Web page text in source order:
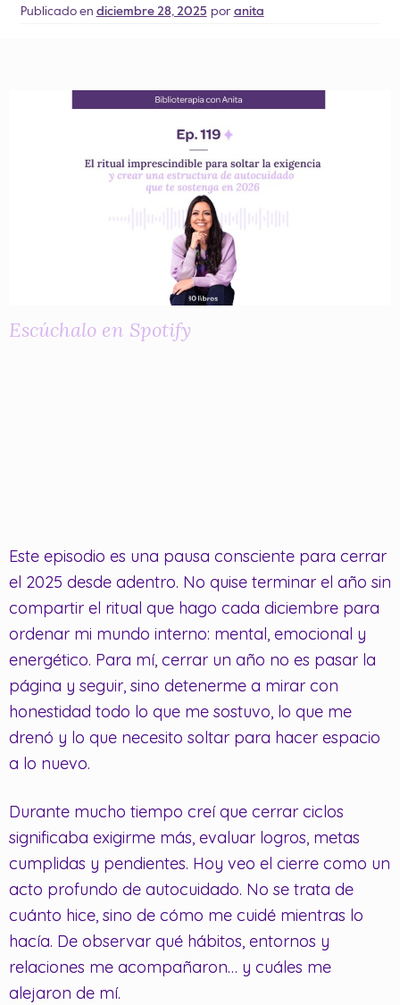
Publicado en diciembre 28, 2025 por anita
Escúchalo en Spotify
Este episodio es una pausa consciente para cerrar
el 2025 desde adentro. No quise terminar el año sin
compartir el ritual que hago cada diciembre para
ordenar mi mundo interno: mental, emocional y
energético. Para mí, cerrar un año no es pasar la
página y seguir, sino detenerme a mirar con
honestidad todo lo que me sostuvo, lo que me
drenó y lo que necesito soltar para hacer espacio
a lo nuevo.
Durante mucho tiempo creí que cerrar ciclos
significaba exigirme más, evaluar logros, metas
cumplidas y pendientes. Hoy veo el cierre como un
acto profundo de autocuidado. No se trata de
cuánto hice, sino de cómo me cuidé mientras lo
hacía. De observar qué hábitos, entornos y
relaciones me acompañaron… y cuáles me
alejaron de mí.